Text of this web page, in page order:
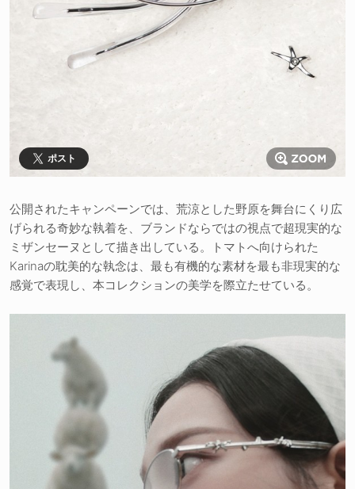
ポスト
公開されたキャンペーンでは、荒涼とした野原を舞台にくり広
げられる奇妙な執着を、ブランドならではの視点で超現実的な
ミザンセーヌとして描き出している。トマトへ向けられた
Karinaの耽美的な執念は、最も有機的な素材を最も非現実的な
感覚で表現し、本コレクションの美学を際立たせている。